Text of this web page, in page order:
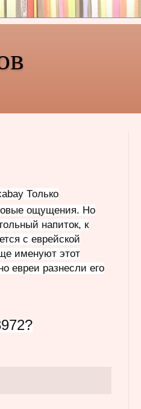
Только
ощущения. Но
напиток, к
с еврейской
именуют этот
евреи разнесли его